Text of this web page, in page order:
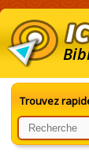
Trouvez